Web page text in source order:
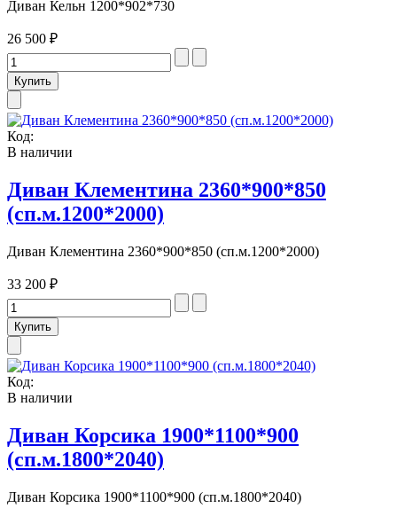
Диван Кельн 1200*902*730
26 500 ₽
Код:
В наличии
Диван Клементина 2360*900*850
(сп.м.1200*2000)
Диван Клементина 2360*900*850 (сп.м.1200*2000)
33 200 ₽
Код:
В наличии
Диван Корсика 1900*1100*900
(сп.м.1800*2040)
Диван Корсика 1900*1100*900 (сп.м.1800*2040)